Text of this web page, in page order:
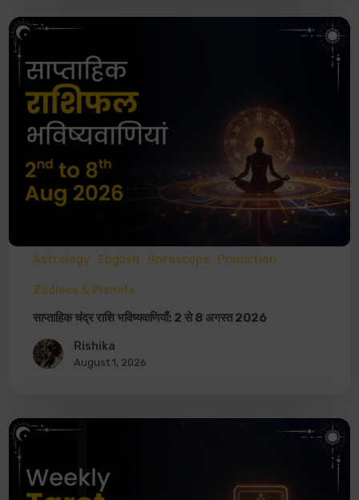
Astrology English Horoscope Prediction
Zodiacs & Planets
साप्ताहिक चंद्र राशि भविष्यवाणियाँ: 2 से 8 अगस्त 2026
Rishika
August 1, 2026